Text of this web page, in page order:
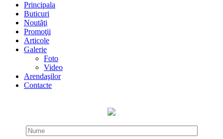
Principala
Buticuri
Noutăţi
Promoţii
Articole
Galerie
Foto
Video
Arendaşilor
Contacte